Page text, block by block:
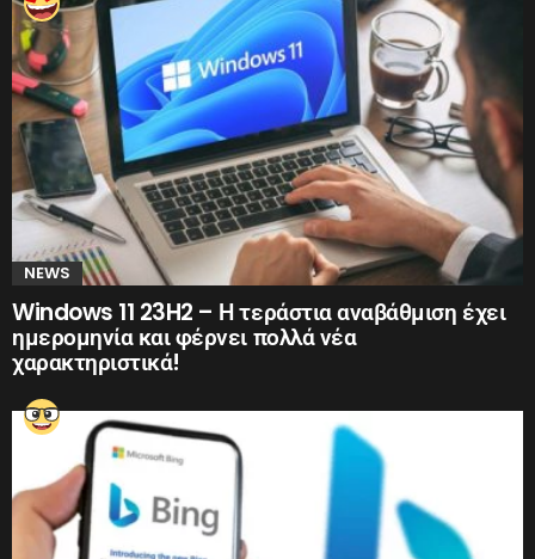
NEWS
Windows 11 23H2 – Η τεράστια αναβάθμιση έχει
ημερομηνία και φέρνει πολλά νέα
χαρακτηριστικά!